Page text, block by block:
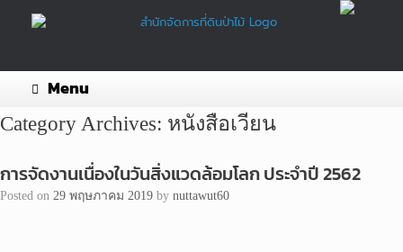
Menu
Category Archives: หนังสือเวียน
การจัดงานเนื่องในวันสิ่งแวดล้อมโลก ประจำปี 2562
Posted on 29 พฤษภาคม 2019 by nuttawut60